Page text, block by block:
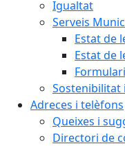
Igualtat
Serveis
Estat de
Estat de
Sostenibilitat
Adreces i telèfons
Queixes i
Directori de